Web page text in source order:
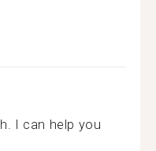
I can help you